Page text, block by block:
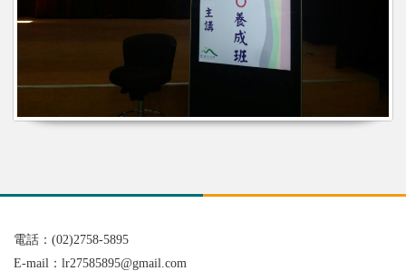
電話：(02)2758-5895
E-mail： lr27585895@gmail.com